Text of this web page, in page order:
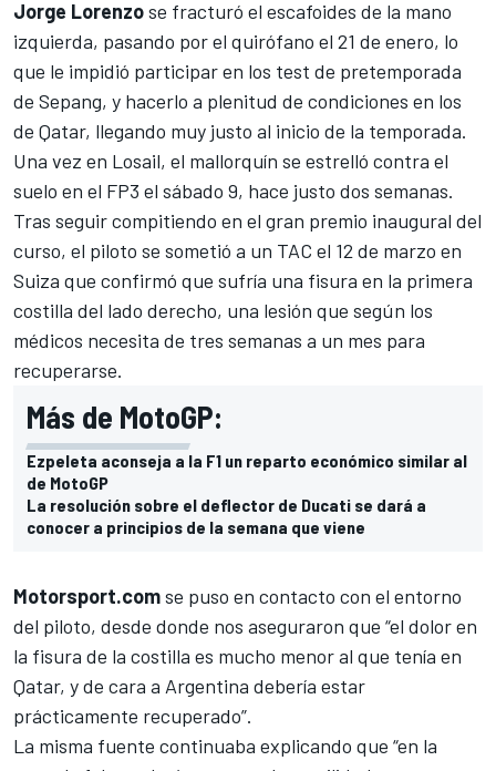
Jorge Lorenzose fracturó el escafoides de la mano
izquierda, pasando por el quirófano el 21 de enero, lo
que le impidió participar en los test de pretemporada
de Sepang, y hacerlo a plenitud de condiciones en los
de Qatar, llegando muy justo al inicio de la temporada.
Una vez en Losail, el mallorquín se estrelló contra el
suelo en el FP3 el sábado 9, hace justo dos semanas.
Tras seguir compitiendo en el gran premio inaugural del
curso, el piloto se sometió a un TAC el 12 de marzo en
Suiza que confirmó que sufría una fisura en la primera
costilla del lado derecho, una lesión que según los
médicos necesita de tres semanas a un mes para
recuperarse.
Más de MotoGP:
Ezpeleta aconseja a la F1 un reparto económico similar al
de MotoGP
La resolución sobre el deflector de Ducati se dará a
conocer a principios de la semana que viene
Motorsport.comse puso en contacto con el entorno
del piloto, desde donde nos aseguraron que “el dolor en
la fisura de la costilla es mucho menor al que tenía en
Qatar, y de cara a Argentina debería estar
prácticamente recuperado”.
La misma fuente continuaba explicando que “en la